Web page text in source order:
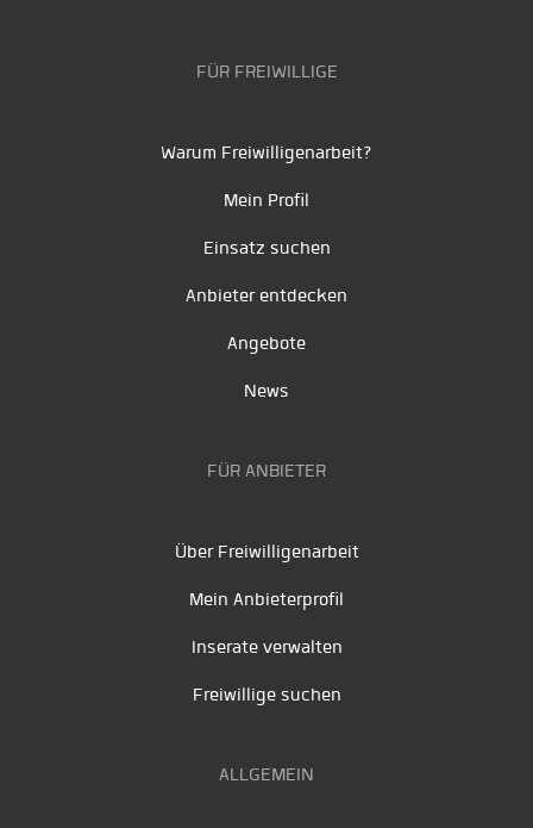
FÜR FREIWILLIGE
Warum Freiwilligenarbeit?
Mein Profil
Einsatz suchen
Anbieter entdecken
Angebote
News
FÜR ANBIETER
Über Freiwilligenarbeit
Mein Anbieterprofil
Inserate verwalten
Freiwillige suchen
ALLGEMEIN